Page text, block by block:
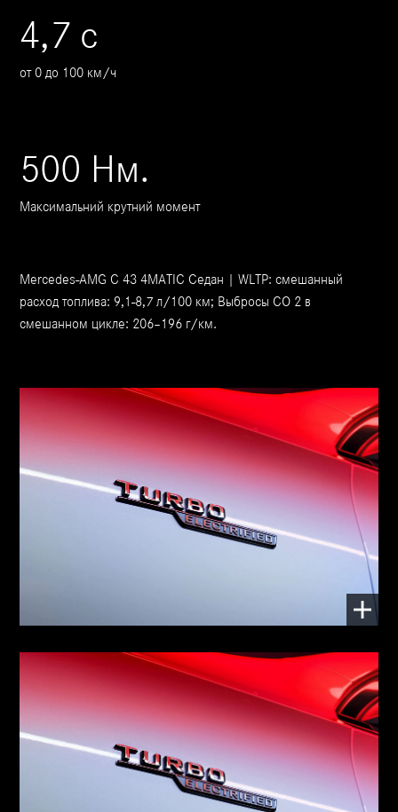
4,7 с
от 0 до 100 км/ч
500 Нм.
Максимальний крутний момент
Mercedes-AMG C 43 4MATIC Седан | WLTP: смешанный
расход топлива: 9,1-8,7 л/100 км; Выбросы CO 2 в
смешанном цикле: 206–196 г/км.